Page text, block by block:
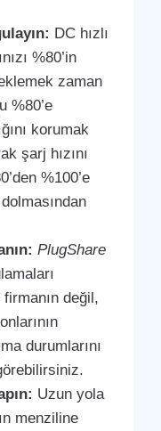
DC hızlı
%80’in
zaman
%80’e
korumak
şarj hızını
%100’e
PlugShare
değil,
durumlarını
Uzun yola
menziline